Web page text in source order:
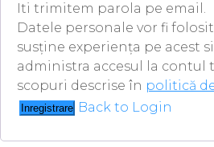
Iti trimitem parola pe email.
Datele personale vor fi
susține experiența pe acest
administra accesul la contul
scopuri descrise în politică
Inregistrare Back to Login